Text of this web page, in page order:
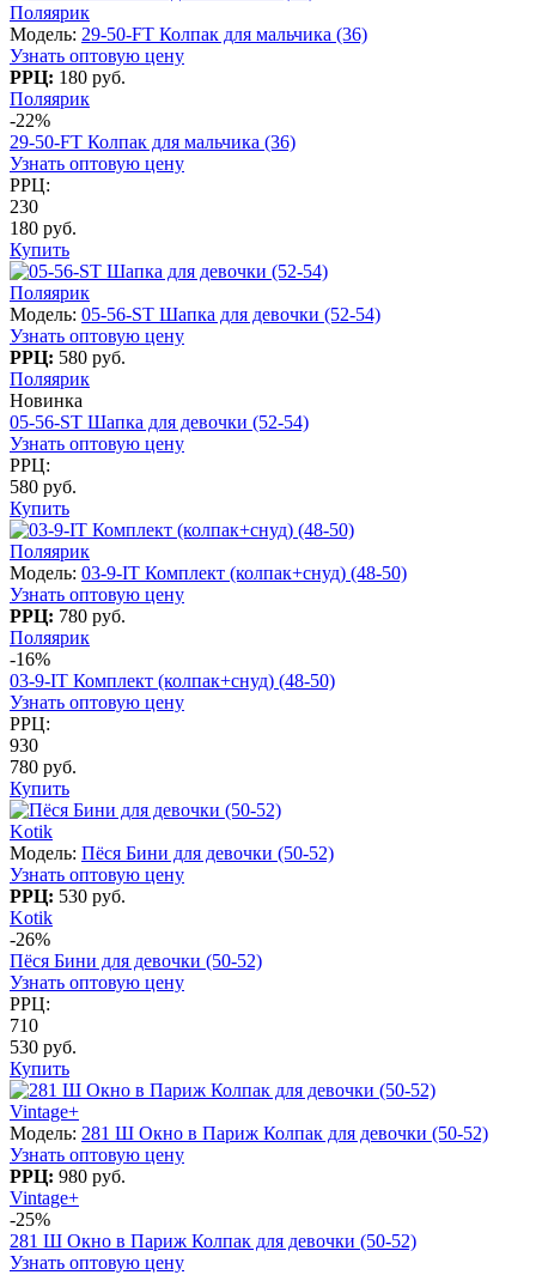
Поляярик
Модель: 29-50-FT Колпак для мальчика (36)
Узнать оптовую цену
РРЦ: 180 руб.
Поляярик
-22%
29-50-FT Колпак для мальчика (36)
Узнать оптовую цену
РРЦ:
230
180 руб.
Купить
Поляярик
Модель: 05-56-ST Шапка для девочки (52-54)
Узнать оптовую цену
РРЦ: 580 руб.
Поляярик
Новинка
05-56-ST Шапка для девочки (52-54)
Узнать оптовую цену
РРЦ:
580 руб.
Купить
Поляярик
Модель: 03-9-IT Комплект (колпак+снуд) (48-50)
Узнать оптовую цену
РРЦ: 780 руб.
Поляярик
-16%
03-9-IT Комплект (колпак+снуд) (48-50)
Узнать оптовую цену
РРЦ:
930
780 руб.
Купить
Kotik
Модель: Пёся Бини для девочки (50-52)
Узнать оптовую цену
РРЦ: 530 руб.
Kotik
-26%
Пёся Бини для девочки (50-52)
Узнать оптовую цену
РРЦ:
710
530 руб.
Купить
Vintage+
Модель: 281 Ш Окно в Париж Колпак для девочки (50-52)
Узнать оптовую цену
РРЦ: 980 руб.
Vintage+
-25%
281 Ш Окно в Париж Колпак для девочки (50-52)
Узнать оптовую цену